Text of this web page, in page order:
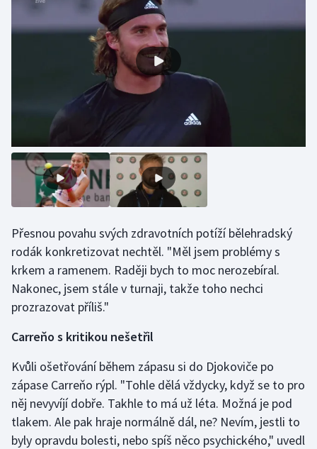
Moderní pětiboj
Olympijské hry
Parasport
Plavání
Plážový volejbal
Ragby
Rychlobruslení
Rychlostní kanoistika
Short track
Sportovní střelba
Stolní tenis
Triatlon
Přesnou povahu svých zdravotních potíží bělehradský
rodák konkretizovat nechtěl. "Měl jsem problémy s
krkem a ramenem. Raději bych to moc nerozebíral.
Nakonec, jsem stále v turnaji, takže toho nechci
prozrazovat příliš."
Carreňo s kritikou nešetřil
Kvůli ošetřování během zápasu si do Djokoviče po
zápase Carreňo rýpl. "Tohle dělá vždycky, když se to pro
něj nevyvíjí dobře. Takhle to má už léta. Možná je pod
tlakem. Ale pak hraje normálně dál, ne? Nevím, jestli to
byly opravdu bolesti, nebo spíš něco psychického," uvedl